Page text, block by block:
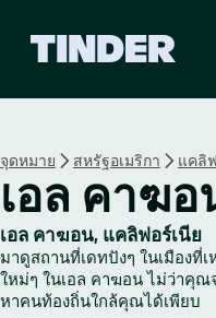
ก
T
i
n
d
e
r
จุดหมาย สหรัฐอเมริกา แคลิ
เอล คาฆอ
เอล คาฆอน, แคลิฟอร์เนีย
มาดูสถานที่เดทปังๆ ในเมืองที่
ใหม่ๆ ในเอล คาฆอน ไม่ว่าคุ
หาคนท้องถิ่นใกล้คุณได้เพียบ